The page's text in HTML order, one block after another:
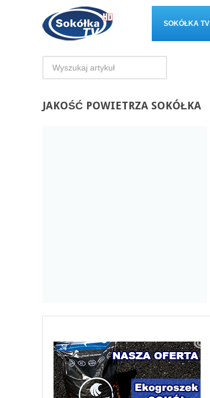
SOKÓŁKA TV
JAKOŚĆ POWIETRZA SOKÓŁKA